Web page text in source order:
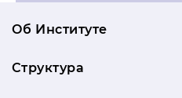
Об Институте
Структура